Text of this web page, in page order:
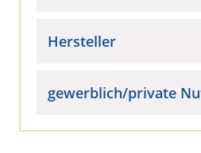
Hersteller
gewerblich/private